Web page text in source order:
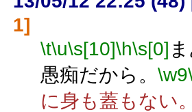
1]
\t\u\s[10]\h\s[0]
愚痴だから。 \w9
に身も蓋もない